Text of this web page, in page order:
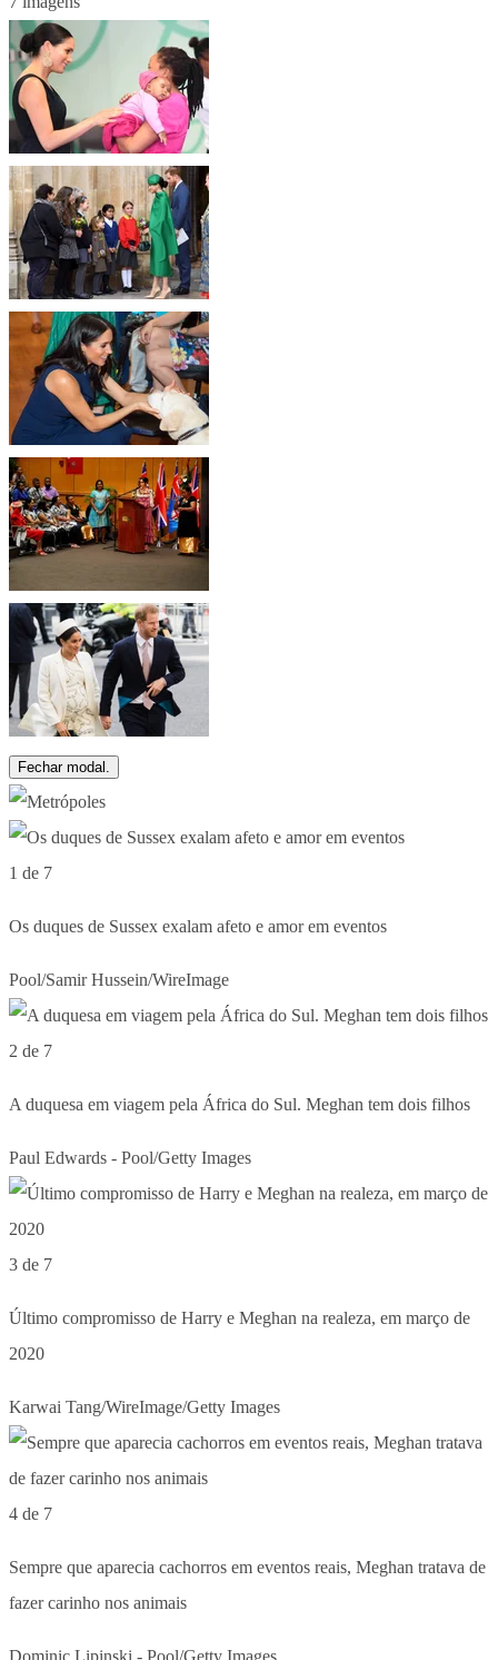
Fechar modal.
1 de 7
Os duques de Sussex exalam afeto e amor em eventos
Pool/Samir Hussein/WireImage
2 de 7
A duquesa em viagem pela África do Sul. Meghan tem dois filhos
Paul Edwards - Pool/Getty Images
3 de 7
Último compromisso de Harry e Meghan na realeza, em março de
2020
Karwai Tang/WireImage/Getty Images
4 de 7
Sempre que aparecia cachorros em eventos reais, Meghan tratava de
fazer carinho nos animais
Dominic Lipinski - Pool/Getty Images